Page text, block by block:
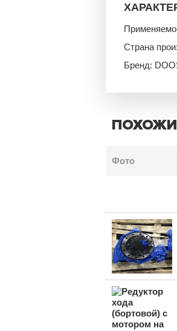
Страна
Бренд:
Фото